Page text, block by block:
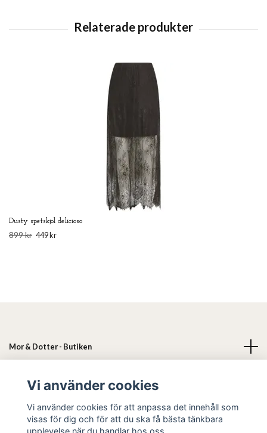
Dusty spetskjol delicioso
899 kr 449 kr
Mor & Dotter - Butiken
Sociala medier
Vi använder cookies
Vi använder cookies för att anpassa det innehåll som
visas för dig och för att du ska få bästa tänkbara
upplevelse när du handlar hos oss.